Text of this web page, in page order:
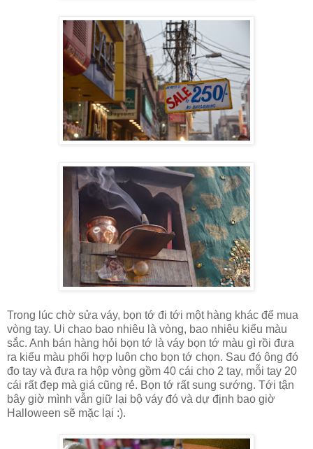
Trong lúc chờ sửa váy, bọn tớ đi tới một hàng khác để mua
vòng tay. Ui chao bao nhiêu là vòng, bao nhiêu kiểu màu
sắc. Anh bán hàng hỏi bọn tớ là váy bọn tớ màu gì rồi đưa
ra kiểu màu phối hợp luôn cho bọn tớ chọn. Sau đó ông đó
đo tay và đưa ra hộp vòng gồm 40 cái cho 2 tay, mỗi tay 20
cái rất đẹp mà giá cũng rẻ. Bọn tớ rất sung sướng. Tới tận
bây giờ mình vẫn giữ lại bộ váy đó và dự định bao giờ
Halloween sẽ mặc lại :).